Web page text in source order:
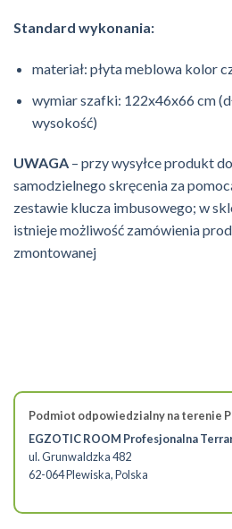
Standard wykonania:
materiał: płyta meblowa kolor
wymiar szafki: 122x46x66 cm
wysokość)
UWAGA – przy wysyłce produkt
samodzielnego skręcenia za
zestawie klucza imbusowego; w
istnieje możliwość zamówienia
zmontowanej
Podmiot odpowiedzialny na terenie
EGZOTIC ROOM Profesjonalna
ul. Grunwaldzka 482
62-064 Plewiska, Polska